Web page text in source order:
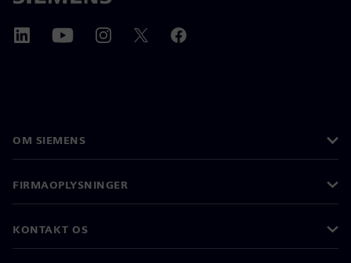
OM SIEMENS
FIRMAOPLYSNINGER
KONTAKT OS